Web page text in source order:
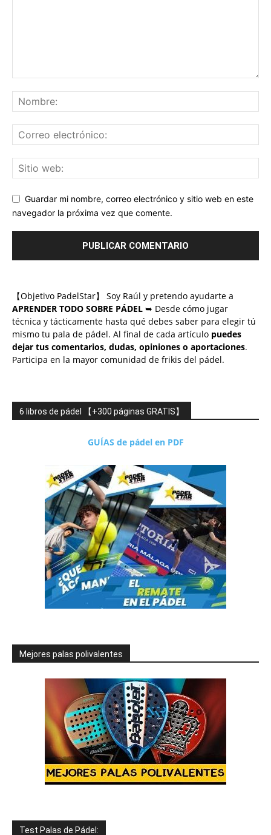
Guardar mi nombre, correo electrónico y sitio web en este
navegador la próxima vez que comente.
【Objetivo PadelStar】 Soy Raúl y pretendo ayudarte a
APRENDER TODO SOBRE PÁDEL ➥ Desde cómo jugar
técnica y tácticamente hasta qué debes saber para elegir tú
mismo tu pala de pádel. Al final de cada artículo puedes
dejar tus comentarios, dudas, opiniones o aportaciones.
Participa en la mayor comunidad de frikis del pádel.
6 libros de pádel 【+300 páginas GRATIS】
GUÍAS de pádel en PDF
Mejores palas polivalentes
Test Palas de Pádel: